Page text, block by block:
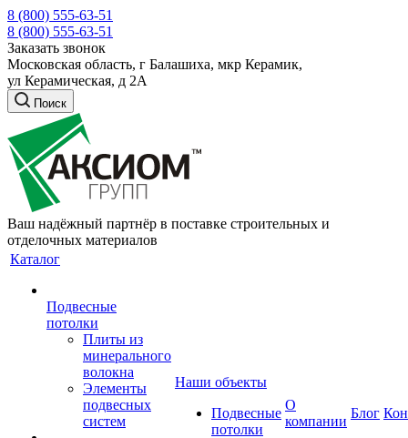
8 (800) 555-63-51
8 (800) 555-63-51
Заказать звонок
Московская область, г Балашиха, мкр Керамик,
ул Керамическая, д 2А
Поиск
Ваш надёжный партнёр в поставке строительных и
отделочных материалов
Каталог
Подвесные
потолки
Плиты из
минерального
волокна
Элементы
подвесных
систем
Наши объекты
Подвесные
потолки
О
компании
Блог